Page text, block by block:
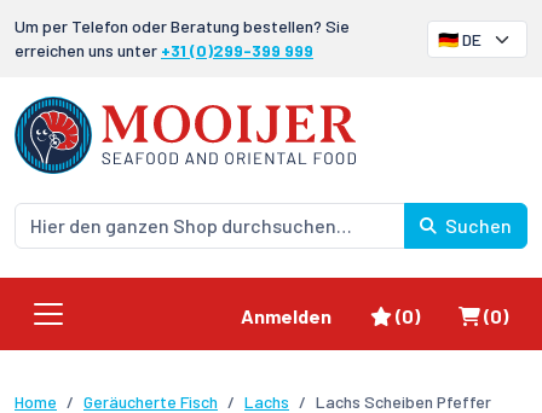
Um per Telefon oder Beratung bestellen? Sie
erreichen uns unter +31 (0)299-399 999
Suchen
Anmelden Favoriten
(0) (0)
Home Geräucherte Fisch Lachs Lachs Scheiben Pfeffer